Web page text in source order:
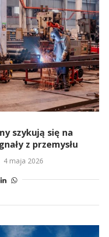
szykują się na
z przemysłu
4 maja 2026